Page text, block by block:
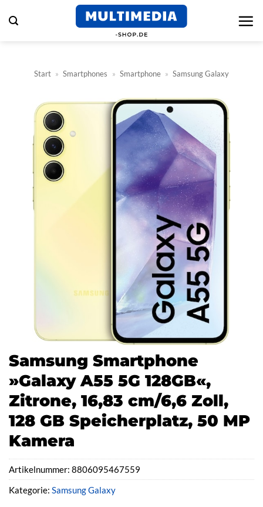
Inhalt
Start » Smartphones » Smartphone » Samsung Galaxy
Samsung Smartphone
»Galaxy A55 5G 128GB«,
Zitrone, 16,83 cm/6,6 Zoll,
128 GB Speicherplatz, 50 MP
Kamera
Artikelnummer: 8806095467559
Kategorie: Samsung Galaxy